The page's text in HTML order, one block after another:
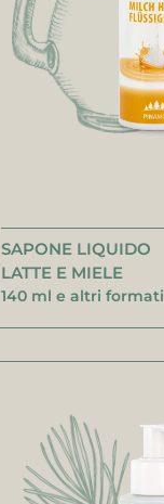
SAPONE LIQUIDO
LATTE E MIELE
140 ml e altri formati